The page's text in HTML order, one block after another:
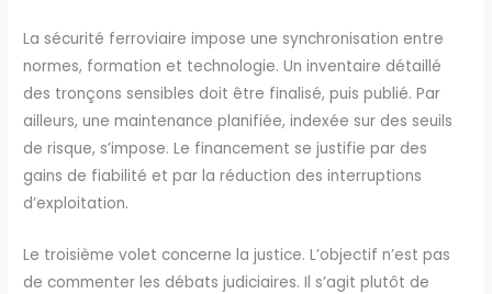
La sécurité ferroviaire impose une synchronisation entre
normes, formation et technologie. Un inventaire détaillé
des tronçons sensibles doit être finalisé, puis publié. Par
ailleurs, une maintenance planifiée, indexée sur des seuils
de risque, s’impose. Le financement se justifie par des
gains de fiabilité et par la réduction des interruptions
d’exploitation.
Le troisième volet concerne la justice. L’objectif n’est pas
de commenter les débats judiciaires. Il s’agit plutôt de